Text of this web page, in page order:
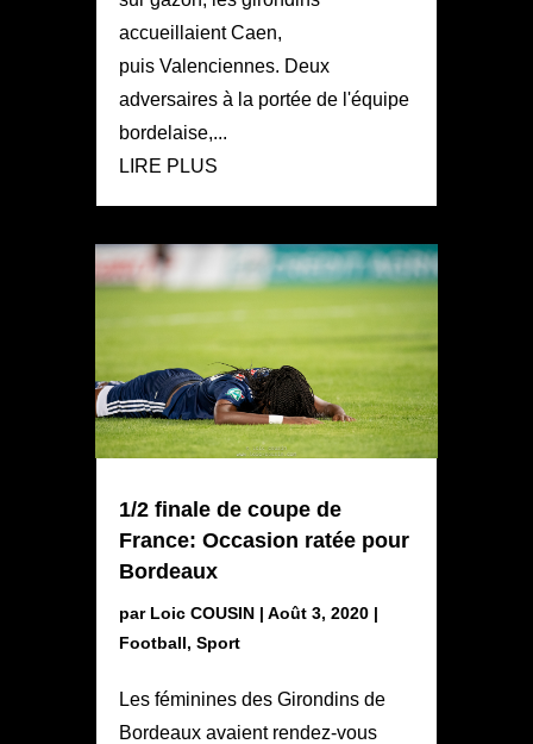
accueillaient Caen,
puis Valenciennes. Deux
adversaires à la portée de l'équipe
bordelaise,...
LIRE PLUS
1/2 finale de coupe de
France: Occasion ratée pour
Bordeaux
par Loic COUSIN| Août 3, 2020|
Football, Sport
Les féminines des Girondins de
Bordeaux avaient rendez-vous